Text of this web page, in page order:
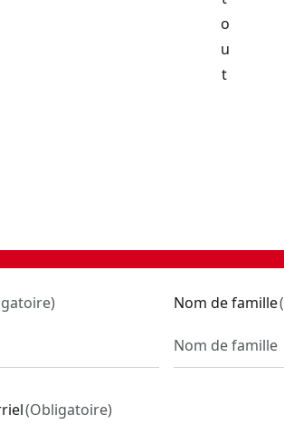
o
u
t
bois de 1 po d’épaisseur
) Nom de famille(
(Obligatoire)